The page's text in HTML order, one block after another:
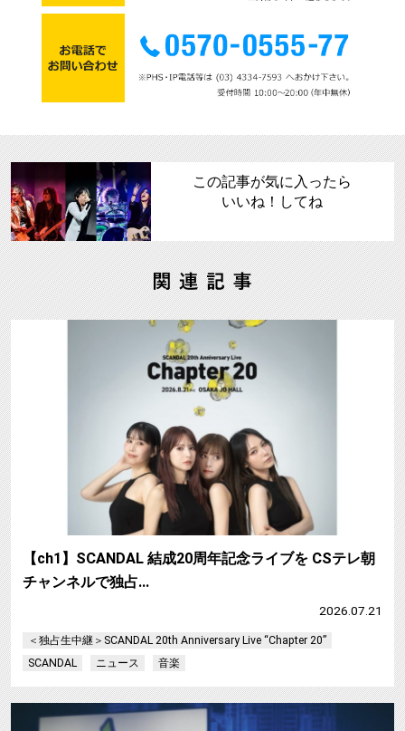
この記事が気に入ったら
いいね！してね
【ch1】SCANDAL 結成20周年記念ライブを CSテレ朝
チャンネルで独占…
2026.07.21
＜独占生中継＞SCANDAL 20th Anniversary Live “Chapter 20”
SCANDAL
ニュース 音楽